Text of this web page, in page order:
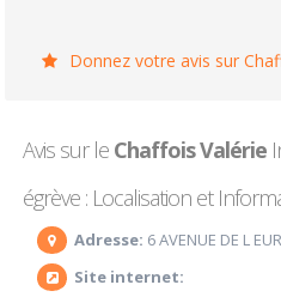
Donnez votre avis sur
Avis sur le Chaffois Valérie
égrève : Localisation et
Adresse: 6 AVENUE DE L
Site internet: